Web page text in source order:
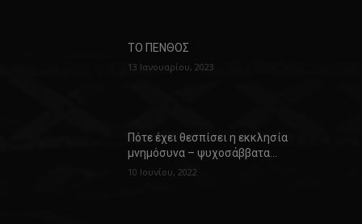
ΤΟ ΠΕΝΘΟΣ
13 Ιανουαρίου, 2023
Πότε έχει θεσπίσει η εκκλησία
μνημόσυνα – ψυχοσάββατα…
10 Ιουνίου, 2022